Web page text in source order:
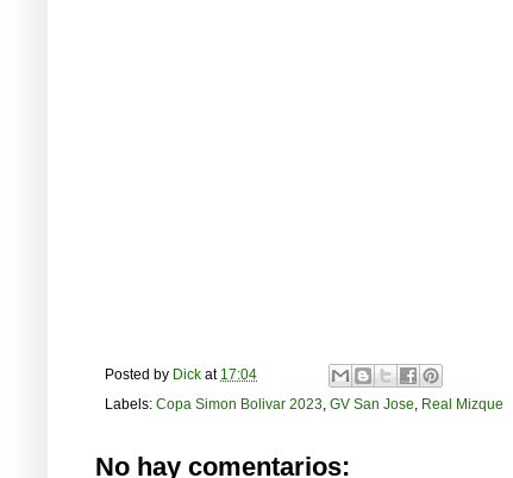
Posted by Dick at 17:04
Labels: Copa Simon Bolivar 2023 GV San Jose Real Mizque
No hay comentarios: